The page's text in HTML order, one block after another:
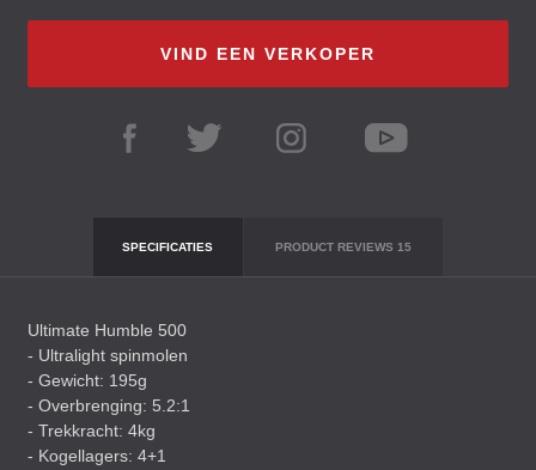
VIND EEN VERKOPER
SPECIFICATIES PRODUCT REVIEWS 15
Ultimate Humble 500
- Ultralight spinmolen
- Gewicht: 195g
- Overbrenging: 5.2:1
- Trekkracht: 4kg
- Kogellagers: 4+1